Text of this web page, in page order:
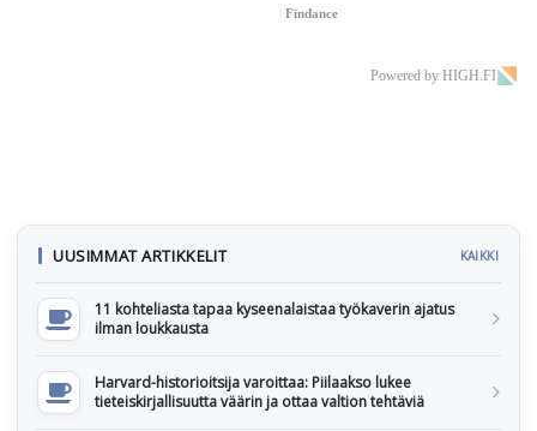
Findance
Powered by HIGH.FI
UUSIMMAT ARTIKKELIT KAIKKI
11 kohteliasta tapaa kyseenalaistaa työkaverin ajatus
ilman loukkausta
Harvard-historioitsija varoittaa: Piilaakso lukee
tieteiskirjallisuutta väärin ja ottaa valtion tehtäviä